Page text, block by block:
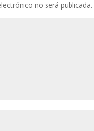
no será publicada.